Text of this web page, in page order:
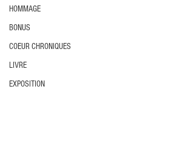
HOMMAGE
BONUS
COEUR CHRONIQUES
LIVRE
EXPOSITION